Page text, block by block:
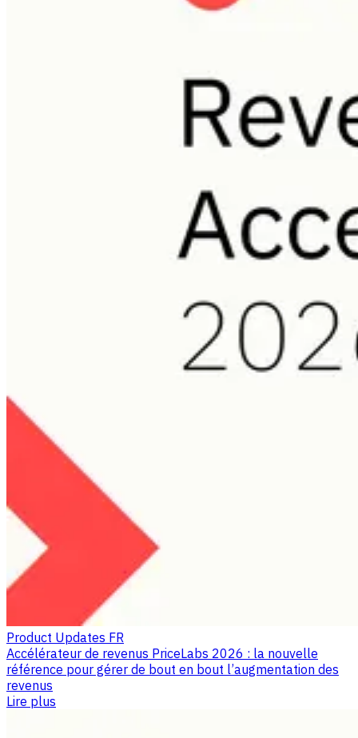
Product Updates FR
Accélérateur de revenus PriceLabs 2026 : la nouvelle
référence pour gérer de bout en bout l’augmentation des
revenus
Lire plus